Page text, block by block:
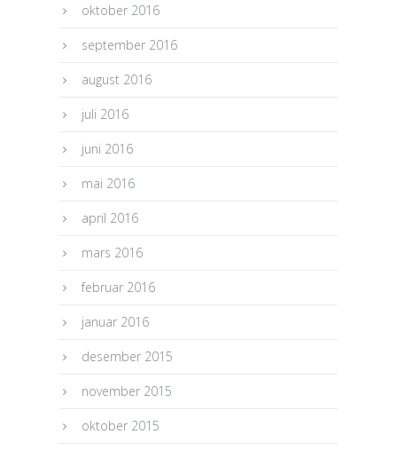
oktober 2016
september 2016
august 2016
juli 2016
juni 2016
mai 2016
april 2016
mars 2016
februar 2016
januar 2016
desember 2015
november 2015
oktober 2015